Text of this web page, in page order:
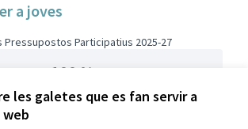
les galetes que es fan servir a
web
a joves
Participatius 2025-27
100 %